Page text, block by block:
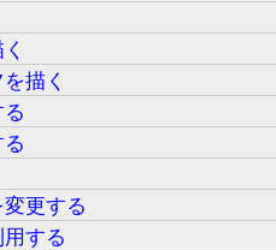
描く
更する
する